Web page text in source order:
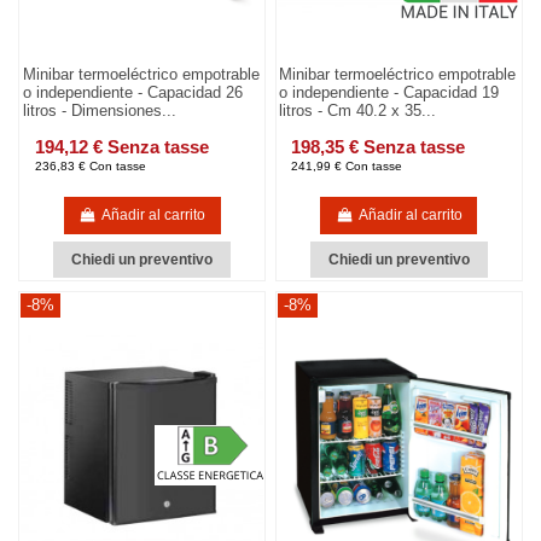
Minibar termoeléctrico empotrable
o independiente - Capacidad 26
litros - Dimensiones...
194,12 € Senza tasse
236,83 € Con tasse
Añadir al carrito
Chiedi un preventivo
Minibar termoeléctrico empotrable
o independiente - Capacidad 19
litros - Cm 40.2 x 35...
198,35 € Senza tasse
241,99 € Con tasse
Añadir al carrito
Chiedi un preventivo
-8% -8%